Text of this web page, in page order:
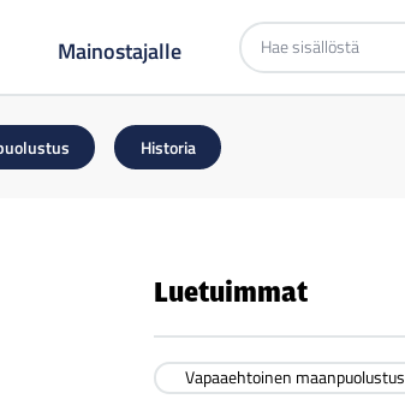
Mainostajalle
Etsi
sivustolta
Historia
Luetuimmat
Vapaaehtoinen maanpuolustus